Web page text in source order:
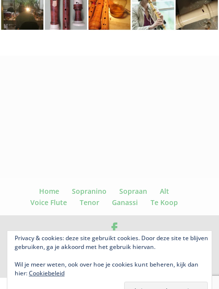
Home Sopranino Sopraan
Alt
Voice Flute
Tenor Ganassi Te Koop
copyright© 2022 Jacqueline Sorel | Kazernestraat 96 D *
*jacqueline@sorel-recorders.nl
Privacy & cookies: deze site gebruikt cookies. Door deze site te blijven
gebruiken, ga je akkoord met het gebruik hiervan.
Wil je meer weten, ook over hoe je cookies kunt beheren, kijk dan
hier:Cookiebeleid